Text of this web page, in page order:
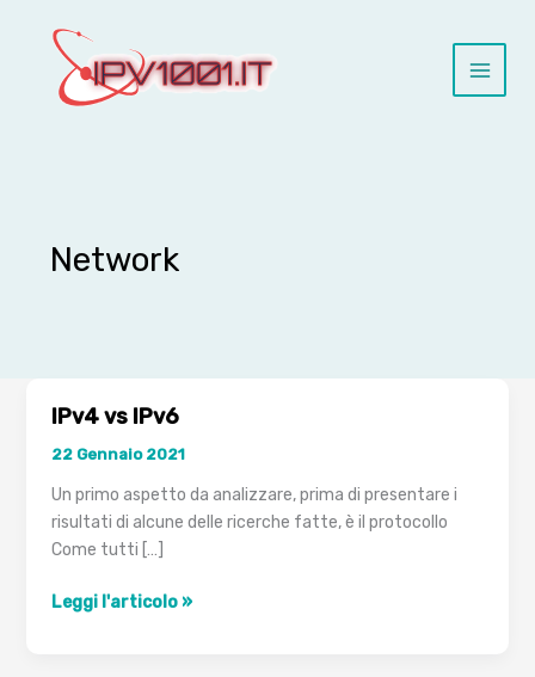
contenuto
Network
IPv4 vs IPv6
22 Gennaio 2021
Un primo aspetto da analizzare, prima di presentare i
risultati di alcune delle ricerche fatte, è il protocollo
Come tutti […]
IPv4
Leggi l'articolo »